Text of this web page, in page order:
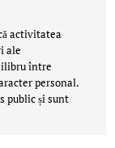
activitatea
ale
între
personal.
public și sunt